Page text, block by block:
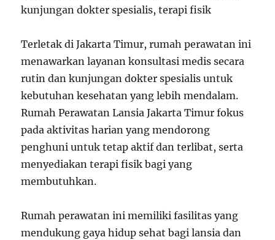
kunjungan dokter spesialis, terapi fisik
Terletak di Jakarta Timur, rumah perawatan ini
menawarkan layanan konsultasi medis secara
rutin dan kunjungan dokter spesialis untuk
kebutuhan kesehatan yang lebih mendalam.
Rumah Perawatan Lansia Jakarta Timur fokus
pada aktivitas harian yang mendorong
penghuni untuk tetap aktif dan terlibat, serta
menyediakan terapi fisik bagi yang
membutuhkan.
Rumah perawatan ini memiliki fasilitas yang
mendukung gaya hidup sehat bagi lansia dan